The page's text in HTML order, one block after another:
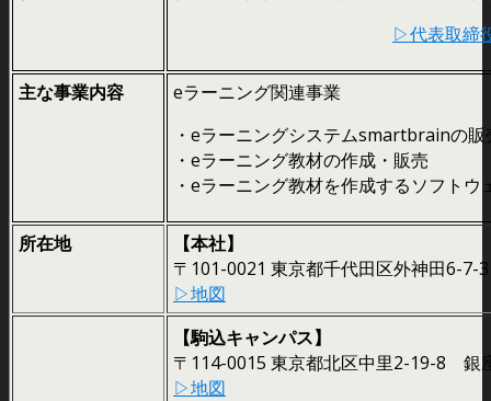
▷代表取締
主な事業内容
eラーニング関連事業
・eラーニングシステムsmartbrainの
・eラーニング教材の作成・販売
・eラーニング教材を作成するソフト
所在地
【本社】
〒101-0021 東京都千代田区外神田6-7-
▷地図
【駒込キャンパス】
〒114-0015 東京都北区中里2-19-8 銀
▷地図